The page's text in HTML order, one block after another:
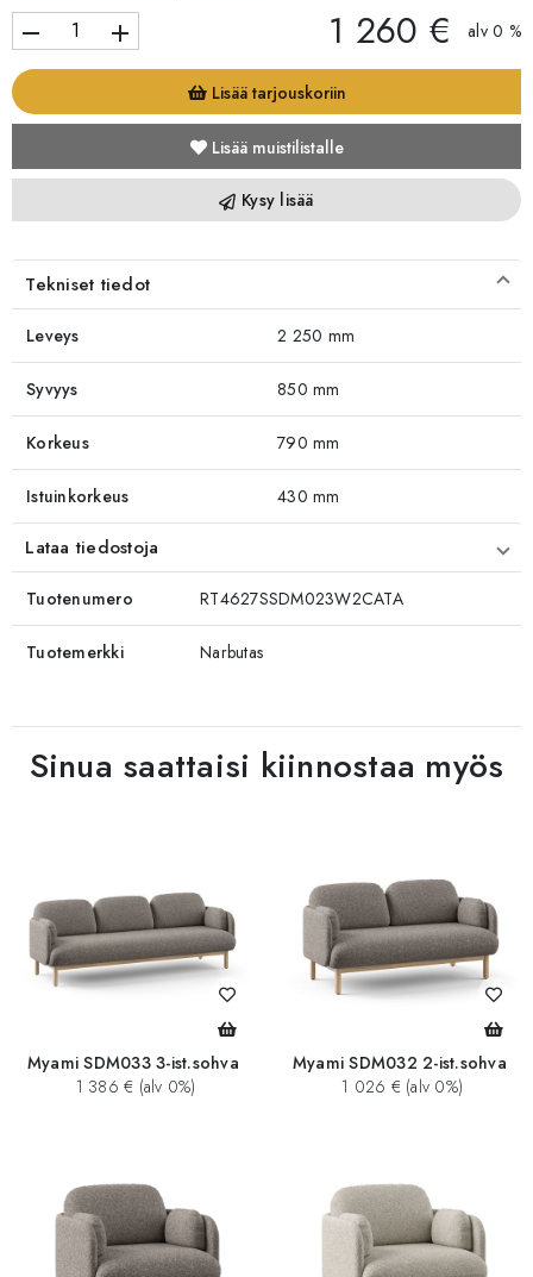
remove add 1 260 € alv 0 %
Lisää tarjouskoriin
Lisää muistilistalle
Kysy lisää
Tekniset tiedot
Leveys 2 250 mm
Syvyys 850 mm
Korkeus 790 mm
Istuinkorkeus 430 mm
Lataa tiedostoja
Tuotenumero RT4627SSDM023W2CATA
Tuotemerkki Narbutas
Sinua saattaisi kiinnostaa myös
Myami SDM033 3-ist.sohva
1 386 € (alv 0%)
Myami SDM032 2-ist.sohva
1 026 € (alv 0%)